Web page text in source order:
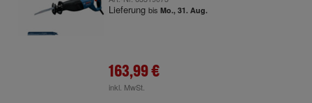
Lieferung bis Mo., 31. Aug.
163,99 €
inkl. MwSt.